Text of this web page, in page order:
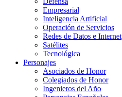
Empresarial
Inteligencia Artificial
Operación de Servicios
Redes de Datos e Internet
Satélites
Tecnológica
Personajes
Asociados de Honor
Colegiados de Honor
Ingenieros del Año